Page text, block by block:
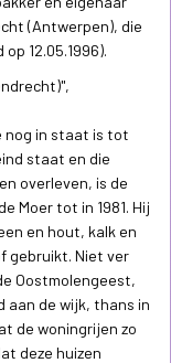
(Antwerpen), die
12.05.1996).
nog in staat is tot
staat en die
overleven, is de
Moer tot in 1981. Hij
en hout, kalk en
gebruikt. Niet ver
Oostmolengeest,
aan de wijk, thans in
de woningrijen zo
deze huizen